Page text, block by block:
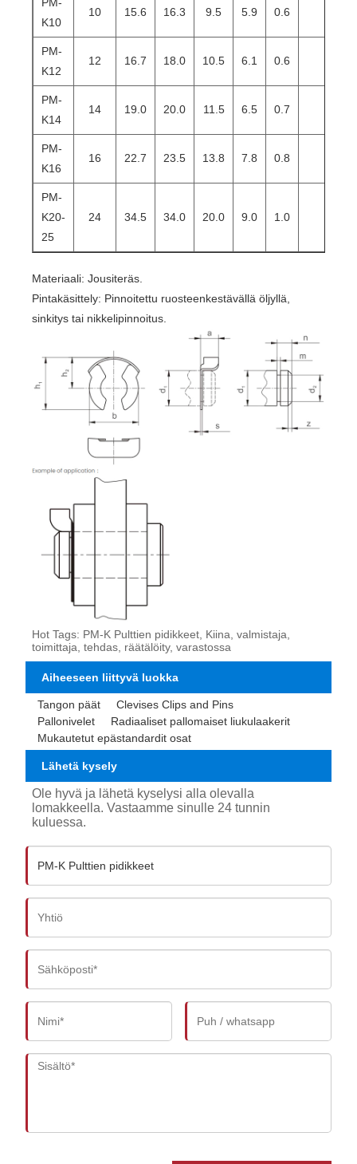
K10
10 15.6 16.3 9.5 5.9 0.6
PM-
K12
12 16.7 18.0 10.5 6.1 0.6
PM-
K14
14 19.0 20.0 11.5 6.5 0.7
PM-
K16
16 22.7 23.5 13.8 7.8 0.8
PM-
K20-
25
24 34.5 34.0 20.0 9.0 1.0
Materiaali: Jousiteräs.
Pintakäsittely: Pinnoitettu ruosteenkestävällä öljyllä,
sinkitys tai nikkelipinnoitus.
Hot Tags: PM-K Pulttien pidikkeet, Kiina, valmistaja,
toimittaja, tehdas, räätälöity, varastossa
Aiheeseen liittyvä luokka
Tangon päät
Clevises Clips and Pins
Pallonivelet
Radiaaliset pallomaiset liukulaakerit
Mukautetut epästandardit osat
Lähetä kysely
Ole hyvä ja lähetä kyselysi alla olevalla
lomakkeella. Vastaamme sinulle 24 tunnin
kuluessa.